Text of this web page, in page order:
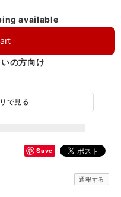
available
の方向け
で見る
Save
通報する